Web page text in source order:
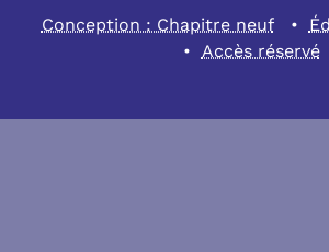
Conception : Chapitre neuf
Accès réservé